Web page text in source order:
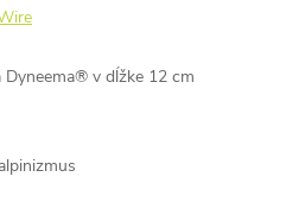
v dĺžke 12 cm